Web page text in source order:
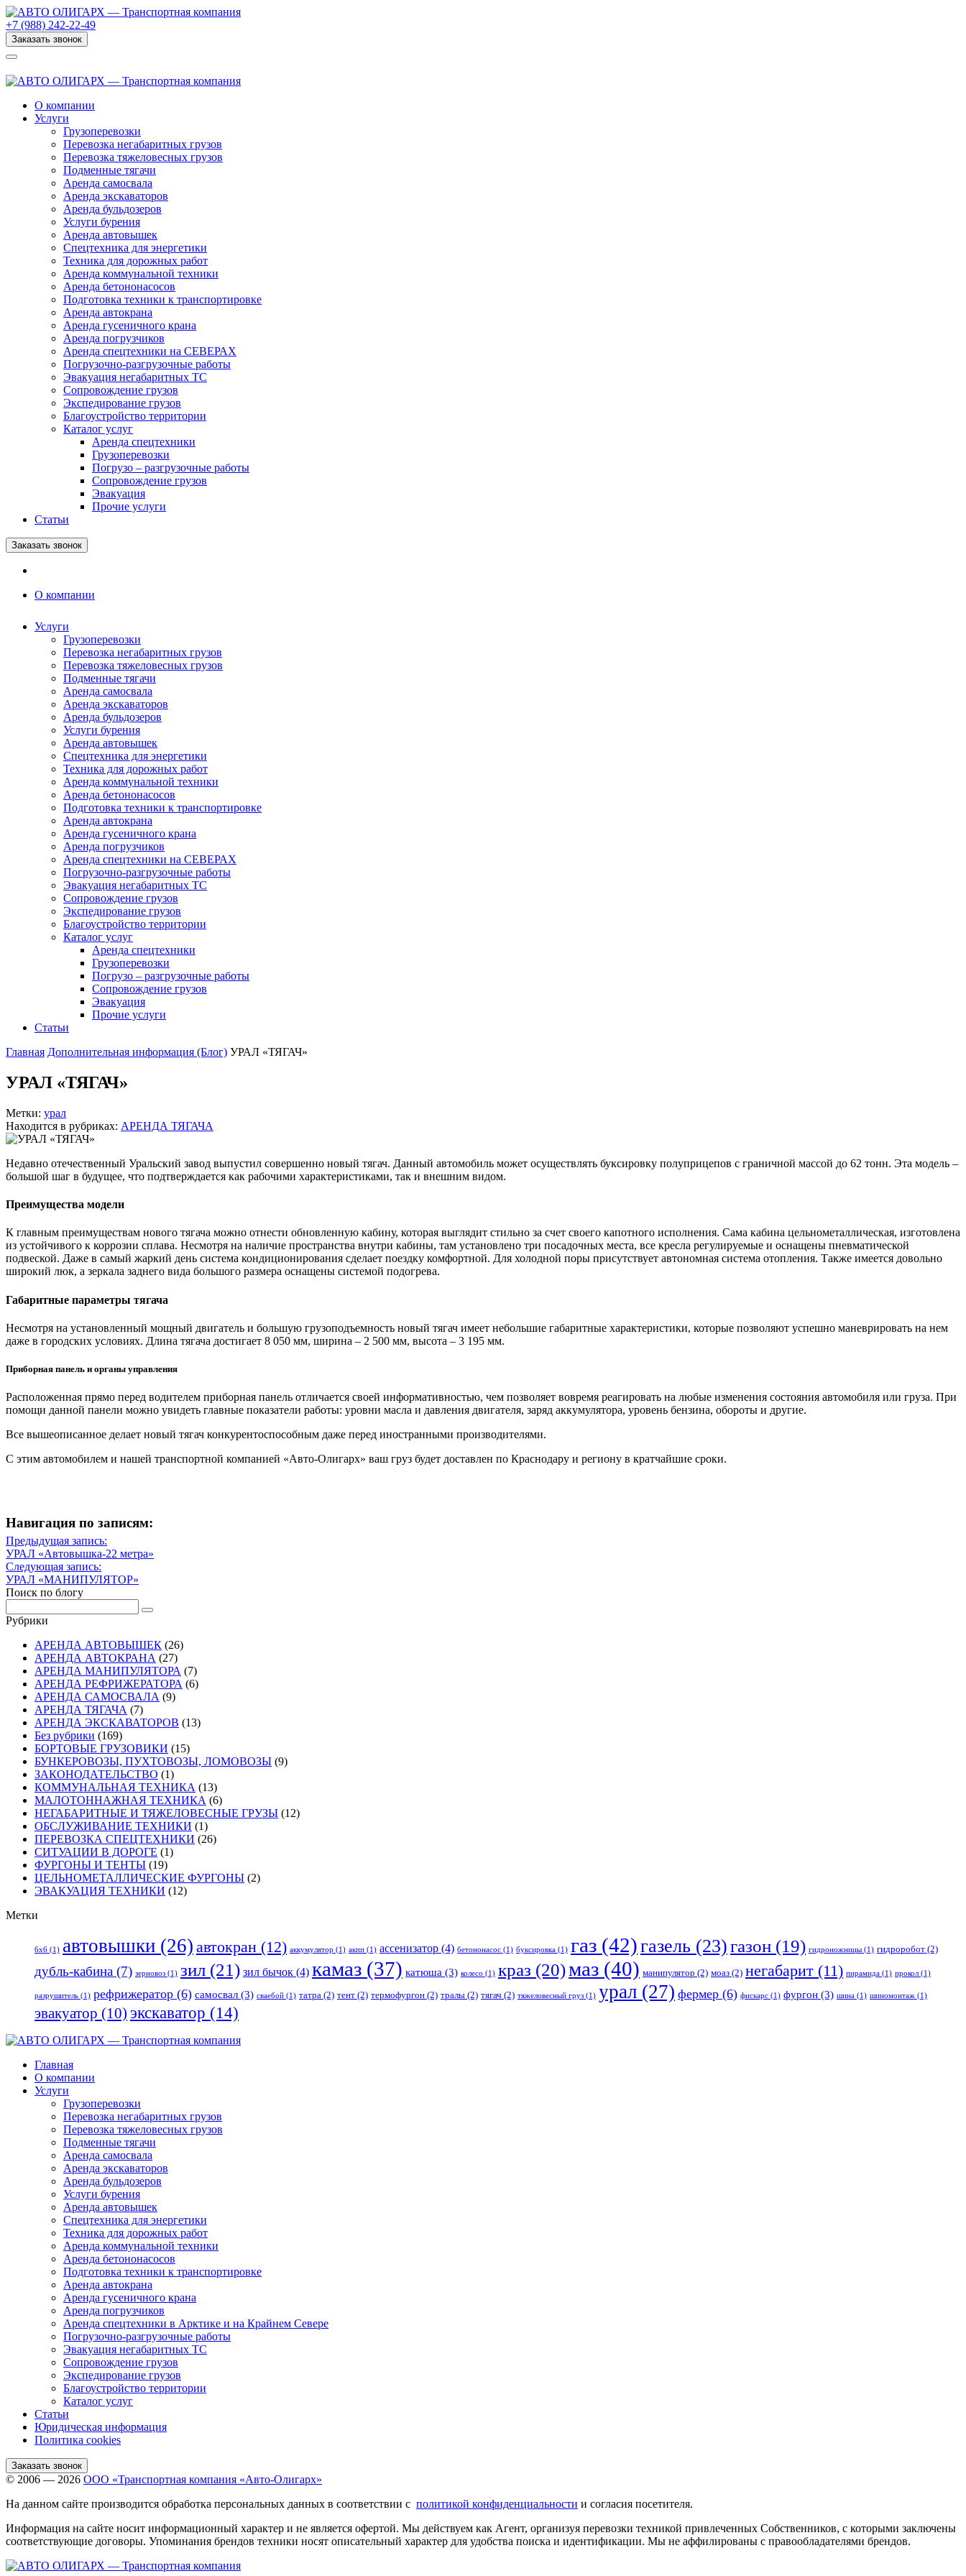
+7 (988) 242-22-49
Заказать звонок
О компании
Услуги
Грузоперевозки
Перевозка негабаритных грузов
Перевозка тяжеловесных грузов
Подменные тягачи
Аренда самосвала
Аренда экскаваторов
Аренда бульдозеров
Услуги бурения
Аренда автовышек
Спецтехника для энергетики
Техника для дорожных работ
Аренда коммунальной техники
Аренда бетононасосов
Подготовка техники к транспортировке
Аренда автокрана
Аренда гусеничного крана
Аренда погрузчиков
Аренда спецтехники на СЕВЕРАХ
Погрузочно-разгрузочные работы
Эвакуация негабаритных ТС
Сопровождение грузов
Экспедирование грузов
Благоустройство территории
Каталог услуг
Аренда спецтехники
Грузоперевозки
Погрузо – разгрузочные работы
Сопровождение грузов
Эвакуация
Прочие услуги
Статьи
Заказать звонок
О компании
Услуги
Грузоперевозки
Перевозка негабаритных грузов
Перевозка тяжеловесных грузов
Подменные тягачи
Аренда самосвала
Аренда экскаваторов
Аренда бульдозеров
Услуги бурения
Аренда автовышек
Спецтехника для энергетики
Техника для дорожных работ
Аренда коммунальной техники
Аренда бетононасосов
Подготовка техники к транспортировке
Аренда автокрана
Аренда гусеничного крана
Аренда погрузчиков
Аренда спецтехники на СЕВЕРАХ
Погрузочно-разгрузочные работы
Эвакуация негабаритных ТС
Сопровождение грузов
Экспедирование грузов
Благоустройство территории
Каталог услуг
Аренда спецтехники
Грузоперевозки
Погрузо – разгрузочные работы
Сопровождение грузов
Эвакуация
Прочие услуги
Статьи
Главная Дополнительная информация (Блог) УРАЛ «ТЯГАЧ»
УРАЛ «ТЯГАЧ»
Метки: урал
Находится в рубриках: АРЕНДА ТЯГАЧА
Недавно отечественный Уральский завод выпустил совершенно новый тягач. Данный автомобиль может осуществлять буксировку полуприцепов с граничной массой до 62 тонн. Эта модель –
большой шаг в будущее, что подтверждается как рабочими характеристиками, так и внешним видом.
Преимущества модели
К главным преимуществам нового тягача можно отнести обновленную кабину, которая выглядит стильно за счет своего капотного исполнения. Сама кабина цельнометаллическая, изготовлена
из устойчивого к коррозии сплава. Несмотря на наличие пространства внутри кабины, там установлено три посадочных места, все кресла регулируемые и оснащены пневматической
подвеской. Даже в самый жаркий день система кондиционирования сделает поездку комфортной. Для холодной поры присутствует автономная система отопления. Также имеется довольно
широкий люк, а зеркала заднего вида большого размера оснащены системой подогрева.
Габаритные параметры тягача
Несмотря на установленный мощный двигатель и большую грузоподъемность новый тягач имеет небольшие габаритные характеристики, которые позволяют успешно маневрировать на нем
даже в городских условиях. Длина тягача достигает 8 050 мм, ширина – 2 500 мм, высота – 3 195 мм.
Приборная панель и органы управления
Расположенная прямо перед водителем приборная панель отличается своей информативностью, чем позволяет вовремя реагировать на любые изменения состояния автомобиля или груза. При
помощи данной панели можно увидеть главные показатели работы: уровни масла и давления двигателя, заряд аккумулятора, уровень бензина, обороты и другие.
Все вышеописанное делает новый тягач конкурентоспособным даже перед иностранными производителями.
С этим автомобилем и нашей транспортной компанией «Авто-Олигарх» ваш груз будет доставлен по Краснодару и региону в кратчайшие сроки.
Навигация по записям:
Навигация
по
записям
Предыдущая запись:
Предыдущая
запись
УРАЛ «Автовышка-22 метра»
Следующая запись:
Следующая
запись
УРАЛ «МАНИПУЛЯТОР»
Поиск по блогу
Рубрики
АРЕНДА АВТОВЫШЕК (26)
АРЕНДА АВТОКРАНА (27)
АРЕНДА МАНИПУЛЯТОРА (7)
АРЕНДА РЕФРИЖЕРАТОРА (6)
АРЕНДА САМОСВАЛА (9)
АРЕНДА ТЯГАЧА (7)
АРЕНДА ЭКСКАВАТОРОВ (13)
Без рубрики (169)
БОРТОВЫЕ ГРУЗОВИКИ (15)
БУНКЕРОВОЗЫ, ПУХТОВОЗЫ, ЛОМОВОЗЫ (9)
ЗАКОНОДАТЕЛЬСТВО (1)
КОММУНАЛЬНАЯ ТЕХНИКА (13)
МАЛОТОННАЖНАЯ ТЕХНИКА (6)
НЕГАБАРИТНЫЕ И ТЯЖЕЛОВЕСНЫЕ ГРУЗЫ (12)
ОБСЛУЖИВАНИЕ ТЕХНИКИ (1)
ПЕРЕВОЗКА СПЕЦТЕХНИКИ (26)
СИТУАЦИИ В ДОРОГЕ (1)
ФУРГОНЫ И ТЕНТЫ (19)
ЦЕЛЬНОМЕТАЛЛИЧЕСКИЕ ФУРГОНЫ (2)
ЭВАКУАЦИЯ ТЕХНИКИ (12)
Метки
6x6 (1) автовышки (26) автокран (12) аккумулятор (1) акпп (1) ассенизатор (4) бетононасос (1) буксировка (1) газ (42)газель (23)газон (19) гидроножницы (1) гидроробот (2)
дубль-кабина (7) зерновоз (1) зил (21) зил бычок (4) камаз (37) катюша (3) колесо (1) краз (20)маз (40) манипулятор (2) моаз (2) негабарит (11) пирамида (1) прокол (1)
разрушитель (1) рефрижератор (6) самосвал (3) сваебой (1) татра (2) тент (2) термофургон (2) тралы (2) тягач (2) тяжеловесный груз (1) урал (27) фермер (6) фискарс (1) фургон (3) шина (1) шиномонтаж (1)
эвакуатор (10) экскаватор (14)
Главная
О компании
Услуги
Грузоперевозки
Перевозка негабаритных грузов
Перевозка тяжеловесных грузов
Подменные тягачи
Аренда самосвала
Аренда экскаваторов
Аренда бульдозеров
Услуги бурения
Аренда автовышек
Спецтехника для энергетики
Техника для дорожных работ
Аренда коммунальной техники
Аренда бетононасосов
Подготовка техники к транспортировке
Аренда автокрана
Аренда гусеничного крана
Аренда погрузчиков
Аренда спецтехники в Арктике и на Крайнем Севере
Погрузочно-разгрузочные работы
Эвакуация негабаритных ТС
Сопровождение грузов
Экспедирование грузов
Благоустройство территории
Каталог услуг
Статьи
Юридическая информация
Политика cookies
Заказать звонок
© 2006 — 2026 ООО «Транспортная компания «Авто-Олигарх»
На данном сайте производится обработка персональных данных в соответствии с политикой конфиденциальности и согласия посетителя.
Информация на сайте носит информационный характер и не является офертой. Мы действуем как Агент, организуя перевозки техникой привлеченных Собственников, с которыми заключены
соответствующие договоры. Упоминания брендов техники носят описательный характер для удобства поиска и идентификации. Мы не аффилированы с правообладателями брендов.